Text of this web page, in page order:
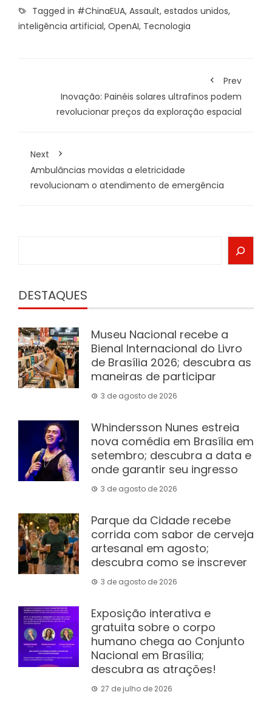
Tagged in #ChinaEUA, Assault, estados unidos,
inteligência artificial, OpenAI, Tecnologia
Prev
Inovação: Painéis solares ultrafinos podem
revolucionar preços da exploração espacial
Next
Ambulâncias movidas a eletricidade
revolucionam o atendimento de emergência
DESTAQUES
Museu Nacional recebe a
Bienal Internacional do Livro
de Brasília 2026; descubra as
maneiras de participar
3 de agosto de 2026
Whindersson Nunes estreia
nova comédia em Brasília em
setembro; descubra a data e
onde garantir seu ingresso
3 de agosto de 2026
Parque da Cidade recebe
corrida com sabor de cerveja
artesanal em agosto;
descubra como se inscrever
3 de agosto de 2026
Exposição interativa e
gratuita sobre o corpo
humano chega ao Conjunto
Nacional em Brasília;
descubra as atrações!
27 de julho de 2026